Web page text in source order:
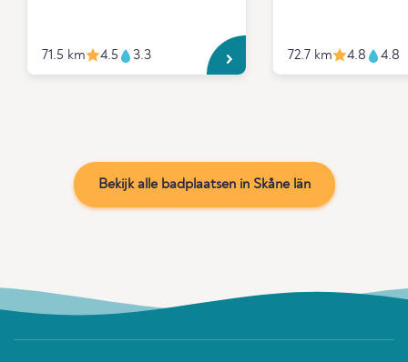
71.5 km 4.5 3.3 72.7 km 4.8 4.8
Bekijk alle badplaatsen in Skåne län